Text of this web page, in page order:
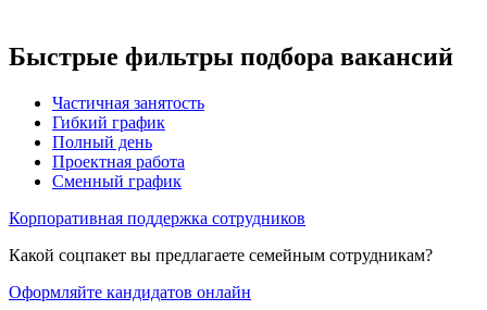
Быстрые фильтры подбора вакансий
Частичная занятость
Гибкий график
Полный день
Проектная работа
Сменный график
Корпоративная поддержка сотрудников
Какой соцпакет вы предлагаете семейным сотрудникам?
Оформляйте кандидатов онлайн